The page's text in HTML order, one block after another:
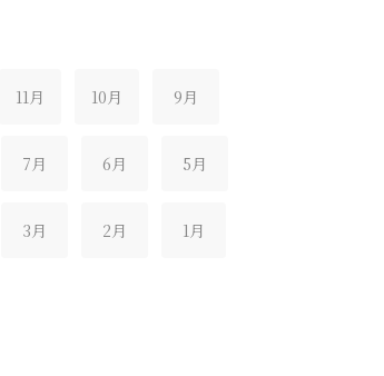
11月 10月 9月
7月 6月 5月
3月 2月 1月